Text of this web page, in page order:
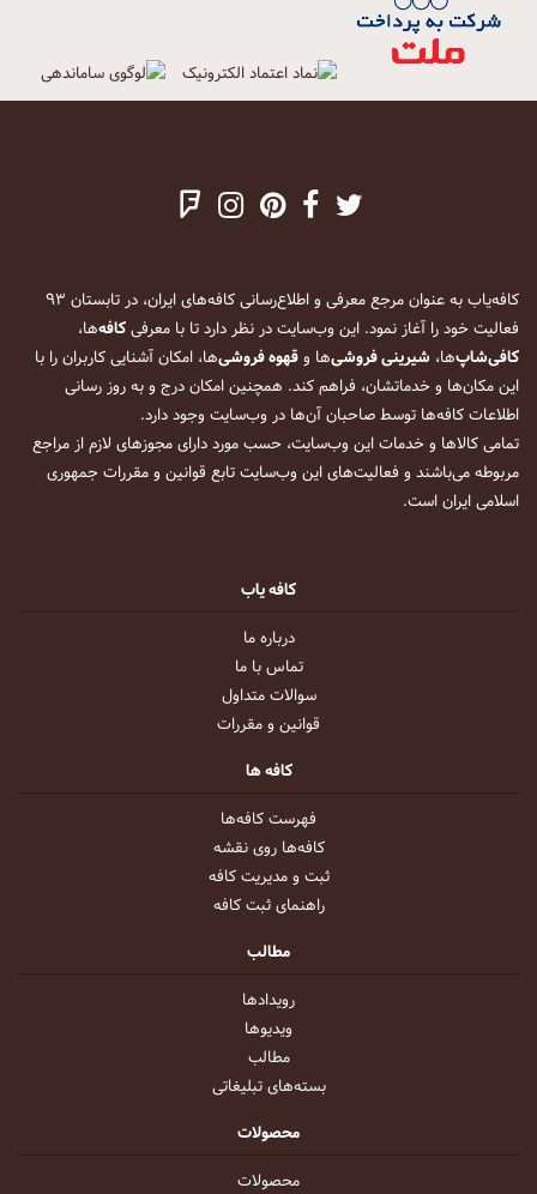
کافه‌یاب به عنوان مرجع معرفی و اطلاع‌رسانی کافه‌های ایران، در تابستان ۹۳
فعالیت خود را آغاز نمود. این وب‌سایت در نظر دارد تا با معرفیکافه‌ها،
کافی‌شاپ‌ها، شیرینی فروشی‌ها وقهوه فروشی‌ها، امکان آشنایی کاربران را با
این مکان‌ها و خدماتشان، فراهم کند. همچنین امکان درج و به روز رسانی
اطلاعات کافه‌ها توسط صاحبان آن‌ها در وب‌سایت وجود دارد.
تمامی کالاها و خدمات این وب‌سایت، حسب مورد دارای مجوزهای لازم از مراجع
مربوطه می‌باشند و فعالیت‌های این وب‌سایت تابع قوانین و مقررات جمهوری
اسلامی ایران است.
کافه یاب
درباره ما
تماس با ما
سوالات متداول
قوانین و مقررات
کافه ها
فهرست کافه‌ها
کافه‌ها روی نقشه
ثبت و مدیریت کافه
راهنمای ثبت کافه
مطالب
رویداد‌ها
ویدیو‌ها
مطالب
بسته‌های تبلیغاتی
محصولات
محصولات